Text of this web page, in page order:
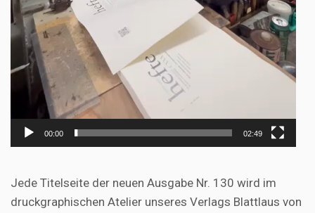
00:00 02:49
Jede Titelseite der neuen Ausgabe Nr. 130 wird im
druckgraphischen Atelier unseres Verlags Blattlaus von